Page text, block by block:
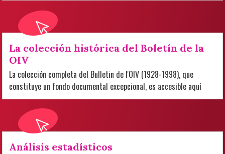
La colección histórica del Boletín de la
OIV
La colección completa del Bulletin de l'OIV (1928-1998), que
constituye un fondo documental excepcional, es accesible aquí
Análisis estadísticos